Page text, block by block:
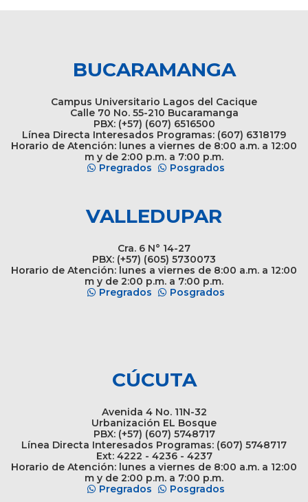
BUCARAMANGA
Campus Universitario Lagos del Cacique
Calle 70 No. 55-210 Bucaramanga
PBX: (+57) (607) 6516500
Línea Directa Interesados Programas: (607) 6318179
Horario de Atención: lunes a viernes de 8:00 a.m. a 12:00
m y de 2:00 p.m. a 7:00 p.m.
Pregrados
Posgrados
VALLEDUPAR
Cra. 6 N° 14-27
PBX: (+57) (605) 5730073
Horario de Atención: lunes a viernes de 8:00 a.m. a 12:00
m y de 2:00 p.m. a 7:00 p.m.
Pregrados
Posgrados
CÚCUTA
Avenida 4 No. 11N-32
Urbanización EL Bosque
PBX: (+57) (607) 5748717
Línea Directa Interesados Programas: (607) 5748717
Ext: 4222 - 4236 - 4237
Horario de Atención: lunes a viernes de 8:00 a.m. a 12:00
m y de 2:00 p.m. a 7:00 p.m.
Pregrados
Posgrados